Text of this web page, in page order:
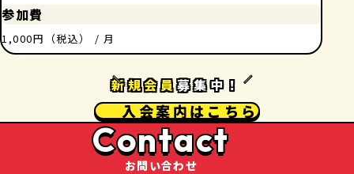
参加費
1,000円（税込） / 月
新規会員募集中！
入会案内はこちら
Contact
お問い合わせ